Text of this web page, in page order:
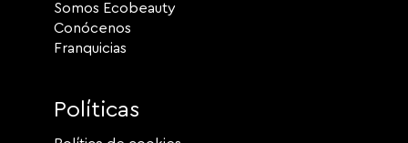
Somos Ecobeauty
Conócenos
Franquicias
Políticas